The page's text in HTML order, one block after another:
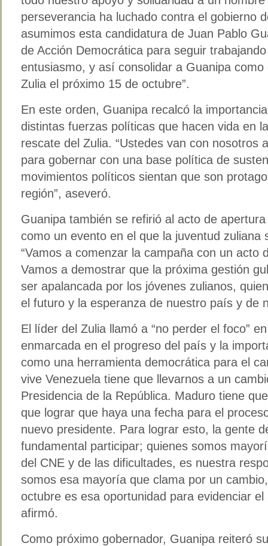
perseverancia ha luchado contra el gobierno
asumimos esta candidatura de Juan Pablo
de Acción Democrática para seguir
entusiasmo, y así consolidar a Guanipa
Zulia el próximo 15 de octubre”.
En este orden, Guanipa recalcó la
distintas fuerzas políticas que hacen vida en
rescate del Zulia. “Ustedes van con nosotros
para gobernar con una base política de
movimientos políticos sientan que son
región”, aseveró.
Guanipa también se refirió al acto de
como un evento en el que la juventud zuliana
“Vamos a comenzar la campaña con un acto
Vamos a demostrar que la próxima gestión
ser apalancada por los jóvenes zulianos,
el futuro y la esperanza de nuestro país y de
El líder del Zulia llamó a “no perder el foco”
enmarcada en el progreso del país y la
como una herramienta democrática para el
vive Venezuela tiene que llevarnos a un
Presidencia de la República. Maduro tiene
que lograr que haya una fecha para el
nuevo presidente. Para lograr esto, la gente
fundamental participar; quienes somos
del CNE y de las dificultades, es nuestra
somos esa mayoría que clama por un
octubre es esa oportunidad para evidenciar el
afirmó.
Como próximo gobernador, Guanipa reiteró